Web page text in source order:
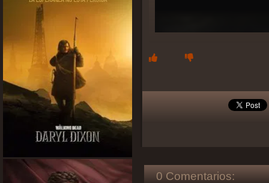
0 Comentarios: